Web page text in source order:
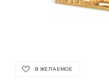
В ЖЕЛАЕМОЕ